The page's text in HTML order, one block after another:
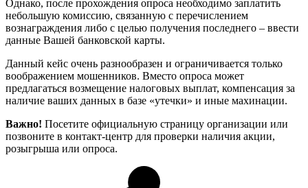
Однако, после прохождения опроса необходимо заплатить
небольшую комиссию, связанную с перечислением
вознаграждения либо с целью получения последнего – ввести
данные Вашей банковской карты.
Данный кейс очень разнообразен и ограничивается только
воображением мошенников. Вместо опроса может
предлагаться возмещение налоговых выплат, компенсация за
наличие ваших данных в базе «утечки» и иные махинации.
Важно! Посетите официальную страницу организации или
позвоните в контакт-центр для проверки наличия акции,
розыгрыша или опроса.